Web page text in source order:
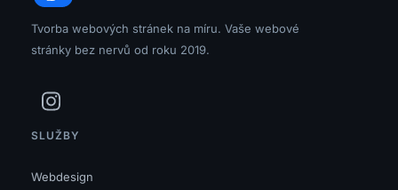
Tvorba webových stránek na míru. Vaše webové
stránky bez nervů od roku 2019.
SLUŽBY
Webdesign